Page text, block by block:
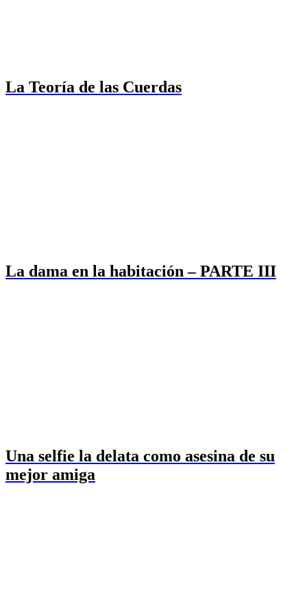
La Teoría de las Cuerdas
La dama en la habitación – PARTE III
Una selfie la delata como asesina de su
mejor amiga